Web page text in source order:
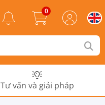
0
Tư vấn và giải pháp